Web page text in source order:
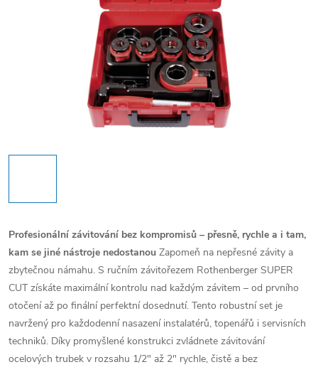
Profesionální závitování bez kompromisů – přesně, rychle a i tam,
kam se jiné nástroje nedostanou Zapomeň na nepřesné závity a
zbytečnou námahu. S ručním závitořezem Rothenberger SUPER
CUT získáte maximální kontrolu nad každým závitem – od prvního
otočení až po finální perfektní dosednutí. Tento robustní set je
navržený pro každodenní nasazení instalatérů, topenářů i servisních
techniků. Díky promyšlené konstrukci zvládnete závitování
ocelových trubek v rozsahu 1/2" až 2" rychle, čistě a bez